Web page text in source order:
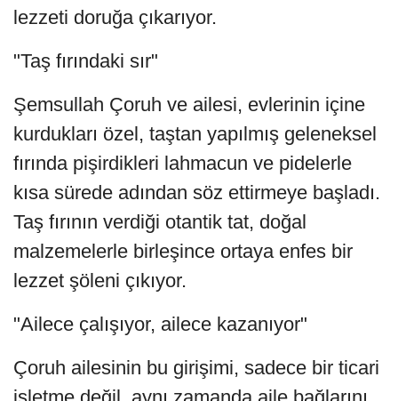
lezzeti doruğa çıkarıyor.
"Taş fırındaki sır"
Şemsullah Çoruh ve ailesi, evlerinin içine
kurdukları özel, taştan yapılmış geleneksel
fırında pişirdikleri lahmacun ve pidelerle
kısa sürede adından söz ettirmeye başladı.
Taş fırının verdiği otantik tat, doğal
malzemelerle birleşince ortaya enfes bir
lezzet şöleni çıkıyor.
"Ailece çalışıyor, ailece kazanıyor"
Çoruh ailesinin bu girişimi, sadece bir ticari